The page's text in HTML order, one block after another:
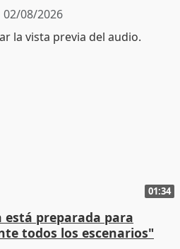
02/08/2026
01:34
está preparada para
todos los escenarios"